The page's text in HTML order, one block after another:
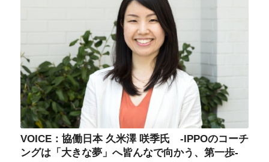
VOICE：協働日本 久米澤 咲季氏 -IPPOのコーチ
ングは「大きな夢」へ皆んなで向かう、第一歩-